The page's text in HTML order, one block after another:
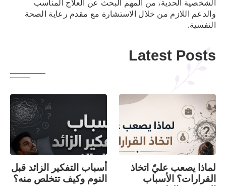
الشخصية الحدية، من المهم البحث عن العلاج المناسب
والدعم اللازم من خلال الاستشارة مع مقدم رعاية الصحة
النفسية.
Latest Posts
لماذا يصعب عليّ اتخاذ
القرارات؟ الأسباب
أسباب التفكير الزائد قبل
النوم وكيف تتخلص منه؟